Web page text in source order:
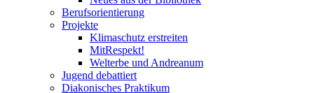
Berufsorientierung
Projekte
Klimaschutz erstreiten
MitRespekt!
Welterbe und Andreanum
Jugend debattiert
Diakonisches Praktikum